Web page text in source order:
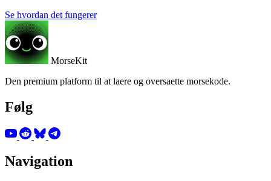
Se hvordan det fungerer
MorseKit
Den premium platform til at laere og oversaette morsekode.
Følg
Navigation